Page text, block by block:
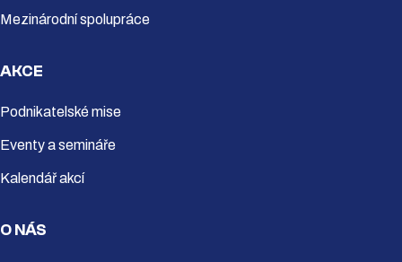
Mezinárodní spolupráce
AKCE
Podnikatelské mise
Eventy a semináře
Kalendář akcí
O NÁS